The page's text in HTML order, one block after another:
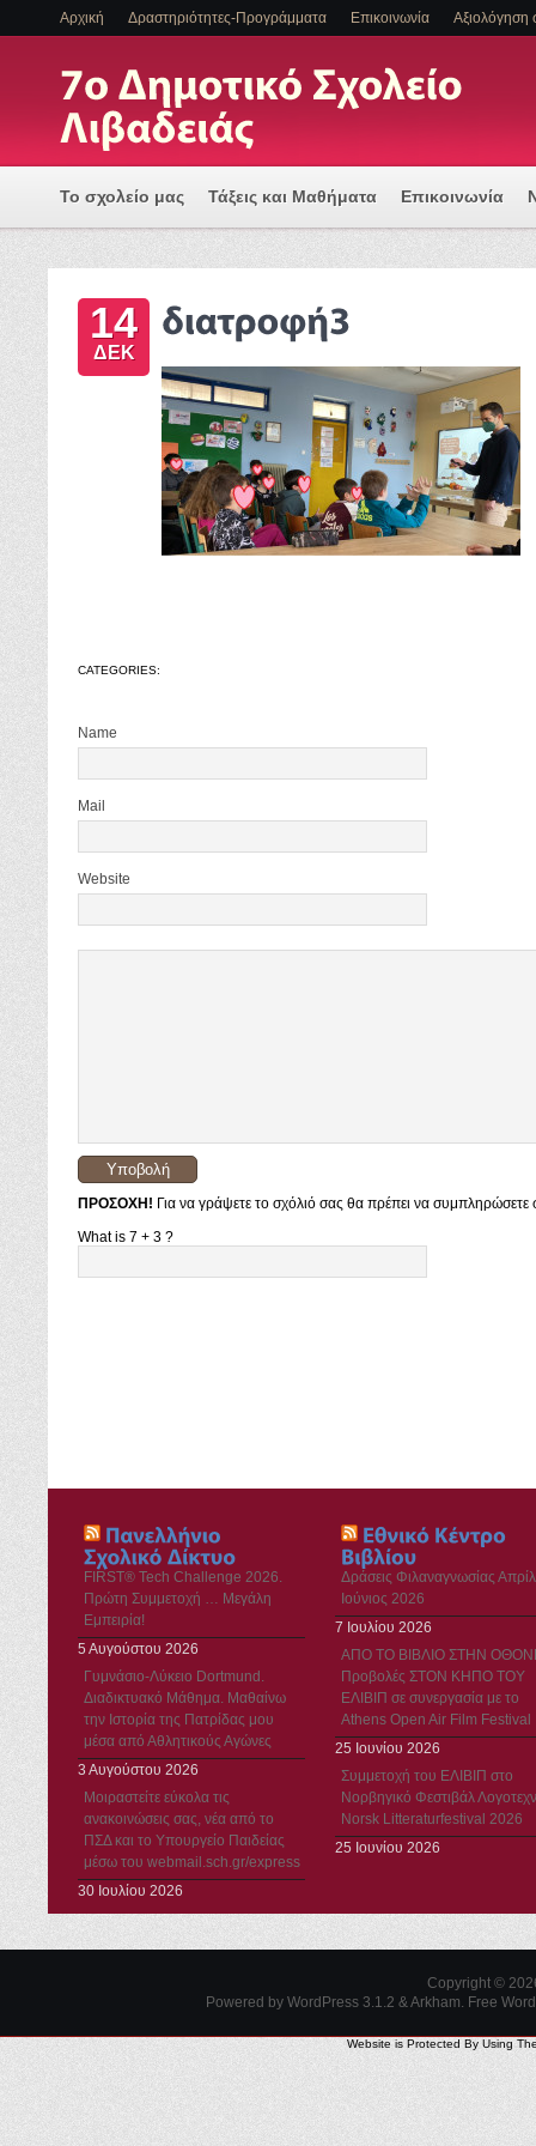
Αρχική Δραστηριότητες-Προγράμματα Επικοινωνία Αξιολόγηση
Το σχολείο μας Τάξεις και Μαθήματα Επικοινωνία
Πρόγραμμα Εισαγωγής Η/Υ για μια Ψηφιακά
ΕΝΤΑΞΗ ΜΑΘΗΤΩΝ ΜΕ ΑΝΑΠΗΡΙΑ Η/ΚΑΙ ΕΙΔΙΚΕΣ
14
ΔΕΚ
CATEGORIES:
Name
Mail
Website
ΠΡΟΣΟΧΗ! Για να γράψετε το σχόλιό σας θα πρέπει να
What is 7 + 3 ?
FIRST® Tech Challenge 2026.
Πρώτη Συμμετοχή … Μεγάλη
Εμπειρία!
5 Αυγούστου 2026
Γυμνάσιο-Λύκειο Dortmund.
Διαδικτυακό Μάθημα. Μαθαίνω
την Ιστορία της Πατρίδας μου
μέσα από Αθλητικούς Αγώνες
3 Αυγούστου 2026
Μοιραστείτε εύκολα τις
ανακοινώσεις σας, νέα από το
ΠΣΔ και το Υπουργείο Παιδείας
μέσω του webmail.sch.gr/express
30 Ιουλίου 2026
Δράσεις Φιλαναγνωσίας
Ιούνιος 2026
7 Ιουλίου 2026
ΑΠΟ ΤΟ ΒΙΒΛΙΟ ΣΤΗΝ
Προβολές ΣΤΟΝ ΚΗΠΟ ΤΟΥ
ΕΛΙΒΙΠ σε συνεργασία με το
Athens Open Air Film Festival
25 Ιουνίου 2026
Συμμετοχή του ΕΛΙΒΙΠ στο
Νορβηγικό Φεστιβάλ
Norsk Litteraturfestival 2026
25 Ιουνίου 2026
Copyright ©
Powered by WordPress 3.1.2 & Arkham. Free
Website is Protected By Using